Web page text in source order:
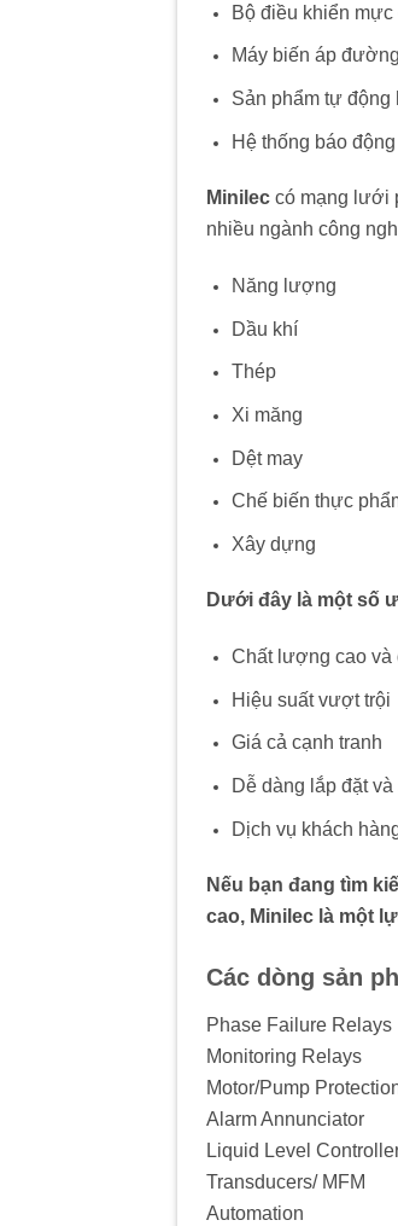
Bộ điều khiển mực
Máy biến áp
Sản phẩm tự động
Hệ thống báo
Minilec có mạng lưới
nhiều ngành công
Năng lượng
Dầu khí
Thép
Xi măng
Dệt may
Chế biến thực
Xây dựng
Dưới đây là một số
Chất lượng cao và
Hiệu suất vượt trội
Giá cả cạnh tranh
Dễ dàng lắp đặt
Dịch vụ khách
Nếu bạn đang tìm
cao, Minilec là một
Các dòng sản
Phase Failure Relays
Monitoring Relays
Motor/Pump
Alarm Annunciator
Liquid Level
Transducers/ MFM
Automation